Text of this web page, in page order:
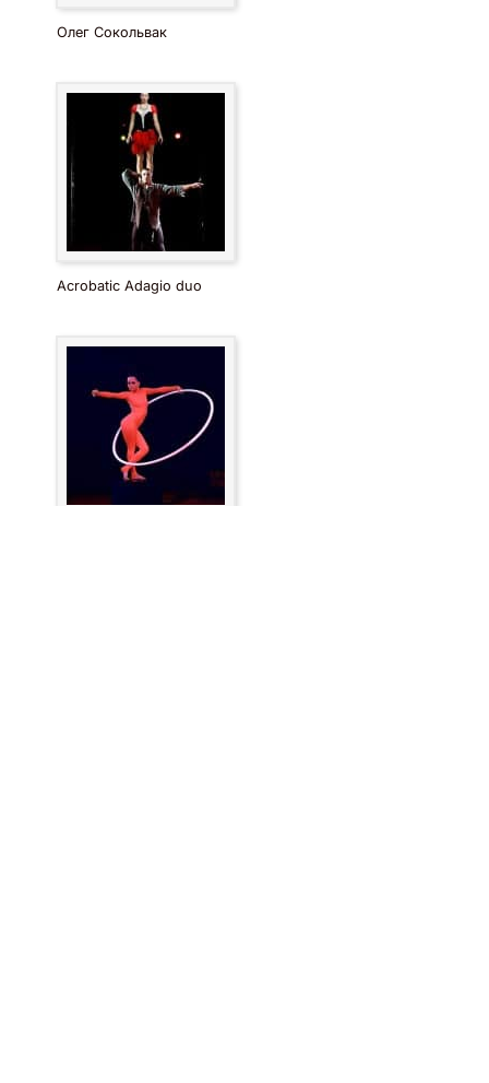
Олег Сокольвак
Acrobatic Adagio duo